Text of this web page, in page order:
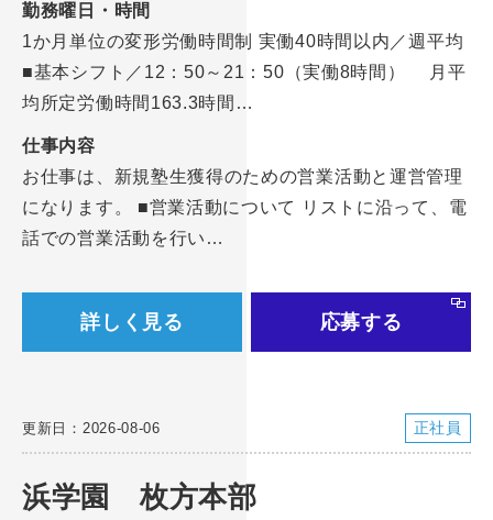
勤務曜日・時間
1か月単位の変形労働時間制 実働40時間以内／週平均
■基本シフト／12：50～21：50（実働8時間） 月平
均所定労働時間163.3時間…
仕事内容
お仕事は、新規塾生獲得のための営業活動と運営管理
になります。 ■営業活動について リストに沿って、電
話での営業活動を行い…
詳しく見る 応募する
更新日：2026-08-06 正社員
浜学園 枚方本部